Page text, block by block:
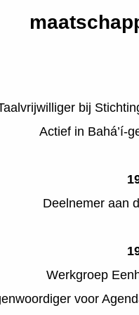
bij
Actief in Bahá’í-
Deelnemer aan
Werkgroep
voor